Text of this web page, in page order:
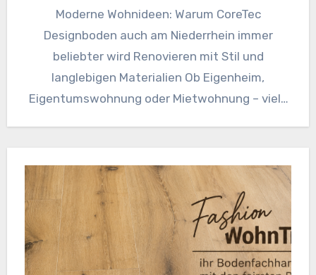
Moderne Wohnideen: Warum CoreTec
Designboden auch am Niederrhein immer
beliebter wird Renovieren mit Stil und
langlebigen Materialien Ob Eigenheim,
Eigentumswohnung oder Mietwohnung – viele